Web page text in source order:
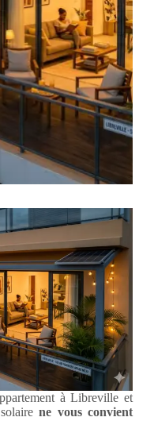
à Libreville et
solairene vous convient